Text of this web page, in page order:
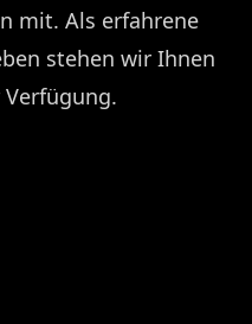
mit. Als erfahrene
stehen wir Ihnen